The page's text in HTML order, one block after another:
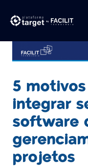
5
integrar
software
projetos